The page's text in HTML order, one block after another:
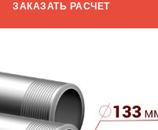
ЗАКАЗАТЬ РАСЧЕТ